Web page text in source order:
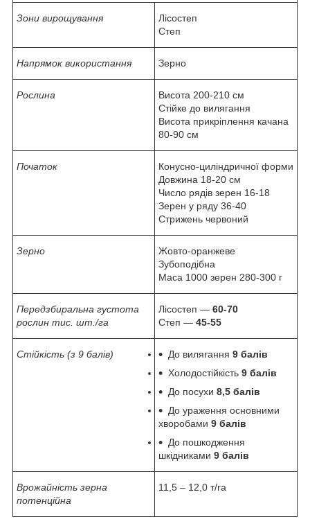
Зони вирощування
Лісостеп
Степ
Напрямок використання Зерно
Рослина
Висота 200-210 см
Стійке до вилягання
Висота прикріплення качана
80-90 см
Початок
Конусно-циліндричної форми
Довжина 18-20 см
Число рядів зерен 16-18
Зерен у ряду 36-40
Стрижень червоний
Зерно
Жовто-оранжеве
Зубоподібна
Маса 1000 зерен 280-300 г
Передзбиральна густота
рослин тис. шт./га
Лісостеп — 60-70
Степ — 45-55
Стійкість (з 9 балів) До вилягання 9 балів
Холодостійкість 9 балів
До посухи 8,5 балів
До ураження основними
хворобами 9 балів
До пошкодження
шкідниками 9 балів
Врожайність зерна
потенційна
11,5 – 12,0 т/га